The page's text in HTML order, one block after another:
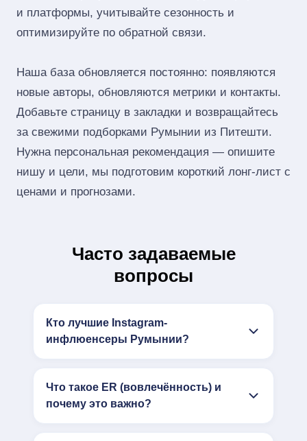
и платформы, учитывайте сезонность и
оптимизируйте по обратной связи.
Наша база обновляется постоянно: появляются
новые авторы, обновляются метрики и контакты.
Добавьте страницу в закладки и возвращайтесь
за свежими подборками Румынии из Питешти.
Нужна персональная рекомендация — опишите
нишу и цели, мы подготовим короткий лонг‑лист с
ценами и прогнозами.
Часто задаваемые
вопросы
Кто лучшие Instagram-
инфлюенсеры Румынии?
Что такое ER (вовлечённость) и
почему это важно?